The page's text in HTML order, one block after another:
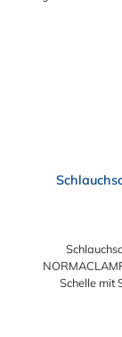
Schelle mit
aus, ist